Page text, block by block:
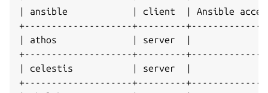
| ansible            | client  | Ansible access
+--------------------+---------
| athos              | server  |
+--------------------+---------
| celestis           | server  |
+--------------------+---------